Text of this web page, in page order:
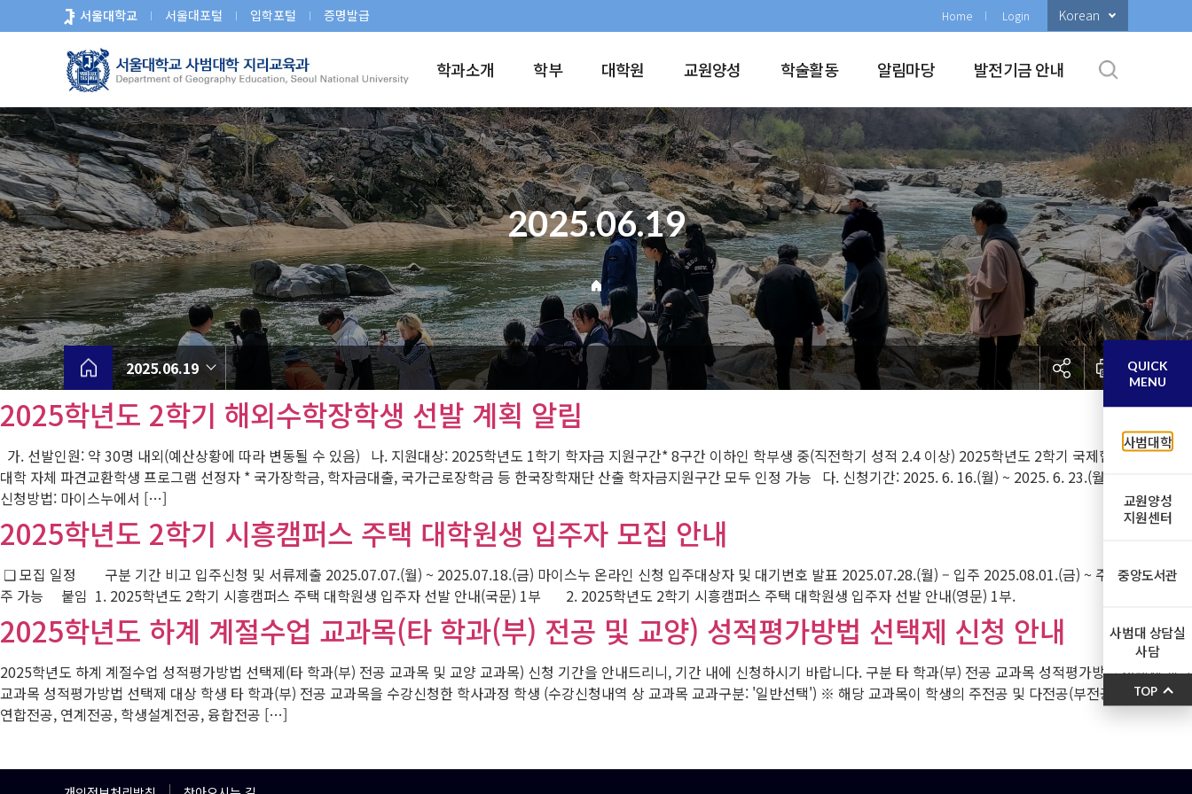
로
뉴
서울대학교 서울대포털 입학포털 증명발급 Home Login Korean
학과소개 학부 대학원 교원양성 학술활동 알림마당 발전기금 안내
2025.06.19
2025.06.19
2025학년도 2학기 해외수학장학생 선발 계획 알림
가. 선발인원: 약 30명 내외(예산상황에 따라 변동될 수 있음) 나. 지원대상: 2025학년도 1학기 학자금 지원구간* 8구간 이하인 학부생 중(직전학기 성적 2.4 이상) 2025학년도 2학기 국제협력본부 또는
대학 자체 파견교환학생 프로그램 선정자 * 국가장학금, 학자금대출, 국가근로장학금 등 한국장학재단 산출 학자금지원구간 모두 인정 가능 다. 신청기간: 2025. 6. 16.(월) ~ 2025. 6. 23.(월) 18:00 라.
신청방법: 마이스누에서 […]
2025학년도 2학기 시흥캠퍼스 주택 대학원생 입주자 모집 안내
❑ 모집 일정 구분 기간 비고 입주신청 및 서류제출 2025.07.07.(월) ~ 2025.07.18.(금) 마이스누 온라인 신청 입주대상자 및 대기번호 발표 2025.07.28.(월) – 입주 2025.08.01.(금) ~ 주말 및 휴일 입
주 가능 붙임 1. 2025학년도 2학기 시흥캠퍼스 주택 대학원생 입주자 선발 안내(국문) 1부 2. 2025학년도 2학기 시흥캠퍼스 주택 대학원생 입주자 선발 안내(영문) 1부.
2025학년도 하계 계절수업 교과목(타 학과(부) 전공 및 교양) 성적평가방법 선택제 신청 안내
2025학년도 하계 계절수업 성적평가방법 선택제(타 학과(부) 전공 교과목 및 교양 교과목) 신청 기간을 안내드리니, 기간 내에 신청하시기 바랍니다. 구분 타 학과(부) 전공 교과목 성적평가방법 선택제 교양
교과목 성적평가방법 선택제 대상 학생 타 학과(부) 전공 교과목을 수강신청한 학사과정 학생 (수강신청내역 상 교과목 교과구분: '일반선택') ※ 해당 교과목이 학생의 주전공 및 다전공(부전공, 복수전공,
연합전공, 연계전공, 학생설계전공, 융합전공 […]
QUICK
MENU
사범대학
교원양성
지원센터
중앙도서관
사범대 상담실
사담
TOP